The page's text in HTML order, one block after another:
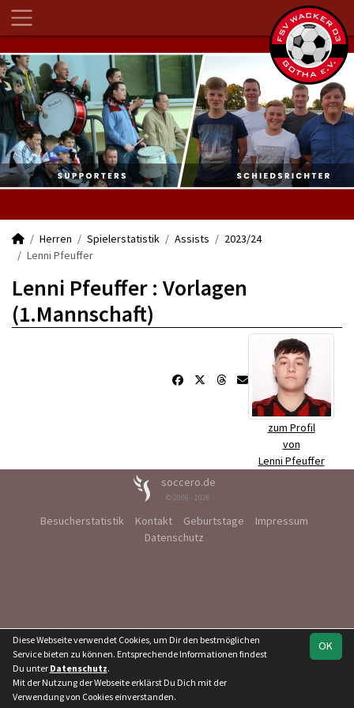
Herren Spielerstatistik Assists
2023/24
Lenni Pfeuffer
Lenni Pfeuffer : Vorlagen
(1.Mannschaft)
zum Profil
von
Lenni Pfeuffer
soccero.de
© 2006 - 2026
Besucherstatistik Kontakt Geburtstage
Impressum
Datenschutz
OK
Diese Webseite verwendet Cookies, um Dir den bestmöglichen
Service bieten zu können. Entsprechende Informationen findest
Du unter Datenschutz.
Mit der Nutzung der Webseite erklärst Du Dich mit der
Verwendung von Cookies einverstanden.